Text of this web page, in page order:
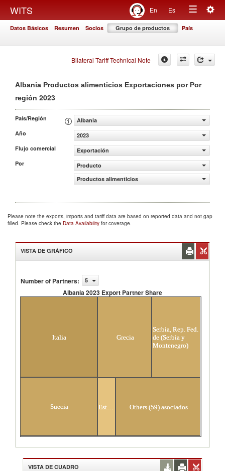
WITS En Es
Toggle
Datos Básicos Resumen Socios Grupo de productos País
Bilateral Tariff Technical Note
Albania Productos alimenticios Exportaciones por Por
región 2023
País/Región
Albania
Año
2023
Flujo comercial
Exportación
Por
Producto
Productos alimenticios
Please note the exports, imports and tariff data are based on reported data and not gap
filled. Please check the Data Availability for coverage.
VISTA DE GRÁFICO
Number of Partners: 5
Albania 2023 Export Partner Share
Italia
Suecia
Grecia
Serbia, Rep. Fed.
de (Serbia y
Montenegro)
Estonia Others (59) asociados
VISTA DE CUADRO